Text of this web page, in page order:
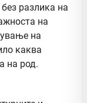
разлика на
на
на
каква
на род.